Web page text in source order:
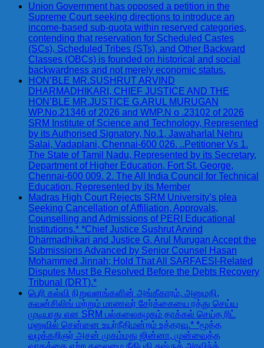
Union Government has opposed a petition in the
Supreme Court seeking directions to introduce an
income-based sub-quota within reserved categories,
contending that reservation for Scheduled Castes
(SCs), Scheduled Tribes (STs), and Other Backward
Classes (OBCs) is founded on historical and social
backwardness and not merely economic status.
HON’BLE MR.SUSHRUT ARVIND
DHARMADHIKARI, CHIEF JUSTICE AND THE
HON’BLE MR.JUSTICE G.ARUL MURUGAN
WP.No.21346 of 2026 and WMP.N o .23102 of 2026
SRM Institute of Science and Technology, Represented
by its Authorised Signatory, No.1, Jawaharlal Nehru
Salai, Vadaplani, Chennai-600 026. ..Petitioner Vs 1.
The State of Tamil Nadu, Represented by its Secretary,
Department of Higher Education, Fort St. George,
Chennai-600 009. 2. The All India Council for Technical
Education, Represented by its Member
Madras High Court Rejects SRM University’s plea
Seeking Cancellation of Affiliation, Approvals,
Counselling and Admissions of PERI Educational
Institutions.* *Chief Justice Sushrut Arvind
Dharmadhikari and Justice G. Arul Murugan Accept the
Submissions Advanced by Senior Counsel Hasan
Mohammed Jinnah; Hold That All SARFAESI-Related
Disputes Must Be Resolved Before the Debts Recovery
Tribunal (DRT).*
பெரி கல்வி நிறுவனங்களின் அங்கீகாரம், அனுமதி,
கவுன்சிலிங் மற்றும் மாணவர் சேர்க்கையை ரத்து செய்ய
முடியாது என SRM பல்கலைகழகம் தாக்கல் செய்த ரிட்
மனுவில் சென்னை உயர்நீதிமன்றம் உத்தரவு.* *மூத்த
வழக்கறிஞர் அசன் முகம்மது ஜின்னா, முன்வைத்த
வாதத்தை ஏற்ற தலைமை நீதிபதி சுஷ்ருத் அரவிந்த்